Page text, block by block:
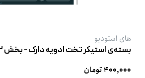
های استودیو
بسته‌ی استیکر تخت ادویه‌ دارک - بخش ۲
۴۰۰,۰۰۰ تومان